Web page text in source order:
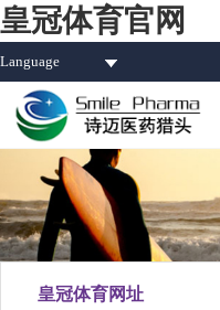
皇冠体育官网
Language
皇冠体育网址